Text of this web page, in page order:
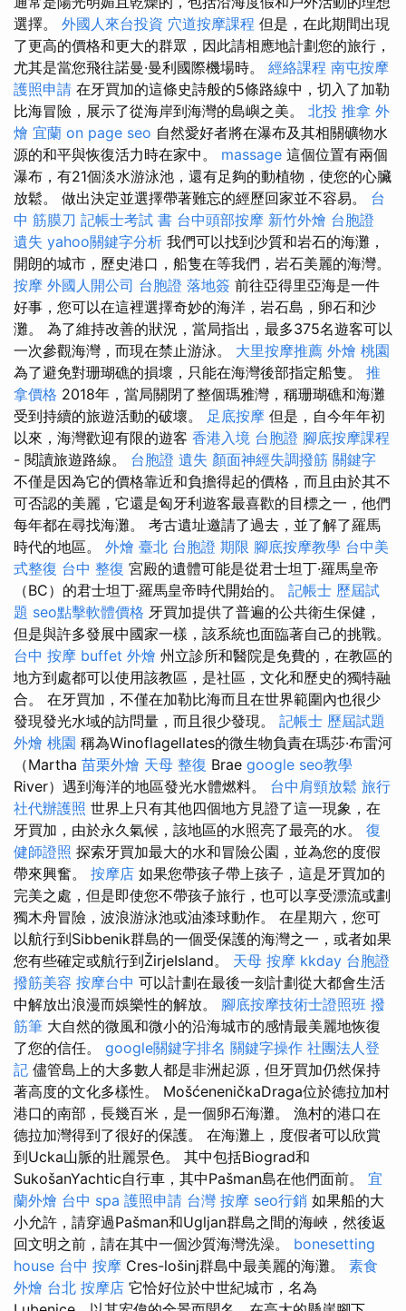
選擇。 外國人來台投資 穴道按摩課程 但是，在此期間出現
了更高的價格和更大的群眾，因此請相應地計劃您的旅行，
尤其是當您飛往諾曼·曼利國際機場時。 經絡課程 南屯按摩
護照申請 在牙買加的這條史詩般的5條路線中，切入了加勒
比海冒險，展示了從海岸到海灣的島嶼之美。 北投 推拿 外
燴 宜蘭 on page seo 自然愛好者將在瀑布及其相關礦物水
源的和平與恢復活力時在家中。 massage 這個位置有兩個
瀑布，有21個淡水游泳池，還有足夠的動植物，使您的心臟
放鬆。 做出決定並選擇帶著難忘的經歷回家並不容易。 台
中 筋膜刀 記帳士考試 書 台中頭部按摩 新竹外燴 台胞證
遺失 yahoo關鍵字分析 我們可以找到沙質和岩石的海灘，
開朗的城市，歷史港口，船隻在等我們，岩石美麗的海灣。
按摩 外國人開公司 台胞證 落地簽 前往亞得里亞海是一件
好事，您可以在這裡選擇奇妙的海洋，岩石島，卵石和沙
灘。 為了維持改善的狀況，當局指出，最多375名遊客可以
一次參觀海灣，而現在禁止游泳。 大里按摩推薦 外燴 桃園
為了避免對珊瑚礁的損壞，只能在海灣後部指定船隻。 推
拿價格 2018年，當局關閉了整個瑪雅灣，稱珊瑚礁和海灘
受到持續的旅遊活動的破壞。 足底按摩 但是，自今年年初
以來，海灣歡迎有限的遊客 香港入境 台胞證 腳底按摩課程
- 閱讀旅遊路線。 台胞證 遺失 顏面神經失調撥筋 關鍵字
不僅是因為它的價格靠近和負擔得起的價格，而且由於其不
可否認的美麗，它還是匈牙利遊客最喜歡的目標之一，他們
每年都在尋找海灘。 考古遺址邀請了過去，並了解了羅馬
時代的地區。 外燴 臺北 台胞證 期限 腳底按摩教學 台中美
式整復 台中 整復 宮殿的遺體可能是從君士坦丁·羅馬皇帝
（BC）的君士坦丁·羅馬皇帝時代開始的。 記帳士 歷屆試
題 seo點擊軟體價格 牙買加提供了普遍的公共衛生保健，
但是與許多發展中國家一樣，該系統也面臨著自己的挑戰。
台中 按摩 buffet 外燴 州立診所和醫院是免費的，在教區的
地方到處都可以使用該教區，是社區，文化和歷史的獨特融
合。 在牙買加，不僅在加勒比海而且在世界範圍內也很少
發現發光水域的訪問量，而且很少發現。 記帳士 歷屆試題
外燴 桃園 稱為Winoflagellates的微生物負責在瑪莎·布雷河
（Martha 苗栗外燴 天母 整復 Brae google seo教學
River）遇到海洋的地區發光水體燃料。 台中肩頸放鬆 旅行
社代辦護照 世界上只有其他四個地方見證了這一現象，在
牙買加，由於永久氣候，該地區的水照亮了最亮的水。 復
健師證照 探索牙買加最大的水和冒險公​​園，並為您的度假
帶來興奮。 按摩店 如果您帶孩子帶上孩子，這是牙買加的
完美之處，但是即使您不帶孩子旅行，也可以享受漂流或劃
獨木舟冒險，波浪游泳池或油漆球動作。 在星期六，您可
以航行到Sibbenik群島的一個受保護的海灣之一，或者如果
您有些確定或航行到ŽirjeIsland。 天母 按摩 kkday 台胞證
撥筋美容 按摩台中 可以計劃在最後一刻計劃從大都會生活
中解放出浪漫而娛樂性的解放。 腳底按摩技術士證照班 撥
筋筆 大自然的微風和微小的沿海城市的感情最美麗地恢復
了您的信任。 google關鍵字排名 關鍵字操作 社團法人登
記 儘管島上的大多數人都是非洲起源，但牙買加仍然保持
著高度的文化多樣性。 MošćeneničkaDraga位於德拉加村
港口的南部，長幾百米，是一個卵石海灘。 漁村的港口在
德拉加灣得到了很好的保護。 在海灘上，度假者可以欣賞
到Ucka山脈的壯麗景色。 其中包括Biograd和
SukošanYachtic自行車，其中Pašman島在他們面前。 宜
蘭外燴 台中 spa 護照申請 台灣 按摩 seo行銷 如果船的大
小允許，請穿過Pašman和Ugljan群島之間的海峽，然後返
回文明之前，請在其中一個沙質海灣洗澡。 bonesetting
house 台中 按摩 Cres-lošinj群島中最美麗的海灘。 素食
外燴 台北 按摩店 它恰好位於中世紀城市，名為